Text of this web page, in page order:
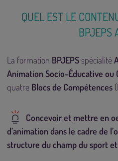
QUEL EST LE
BPJEPS
La formation BPJEPSspécialité
Animation Socio-Éducative ou
quatre Blocs de Compétences
Concevoir et mettre en
d’animation dans le cadre de
structure du champ du sport et